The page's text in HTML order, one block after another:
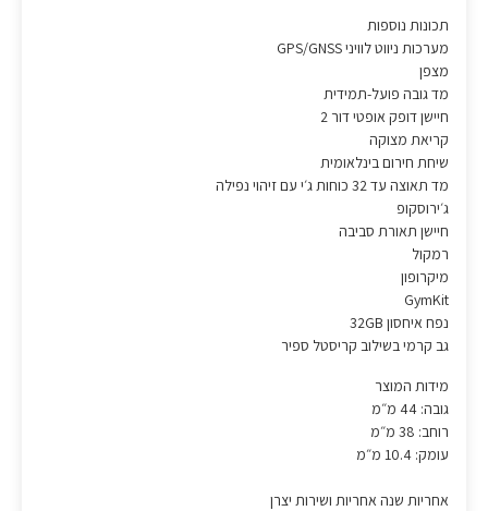
תכונות נוספות
מערכות ניווט לוויני GPS/GNSS
מצפן
מד גובה פועל-תמידית
חיישן דופק אופטי דור 2
קריאת מצוקה
שיחת חירום בינלאומית
מד תאוצה עד 32 כוחות ג׳י עם זיהוי נפילה
ג׳ירוסקופ
חיישן תאורת סביבה
רמקול
מיקרופון
GymKit
נפח איחסון 32GB
גב קרמי בשילוב קריסטל ספיר
מידות המוצר
גובה: 44 מ״מ
רוחב: 38 מ״מ
עומק: 10.4 מ״מ
אחריות שנה אחריות ושירות יצרן